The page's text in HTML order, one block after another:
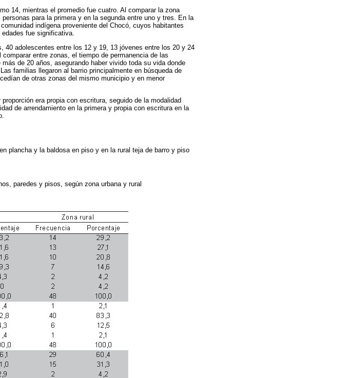
14, mientras el promedio fue cuatro. Al comparar la zona
para la primera y en la segunda entre uno y tres. En la
indígena proveniente del Chocó, cuyos habitantes
fue significativa.
40 adolescentes entre los 12 y 19, 13 jóvenes entre los 20 y 24
entre zonas, el tiempo de permanencia de las
de 20 años, asegurando haber vivido toda su vida donde
familias llegaron al barrio principalmente en búsqueda de
de otras zonas del mismo municipio y en menor
era propia con escritura, seguido de la modalidad
de arrendamiento en la primera y propia con escritura en la
plancha y la baldosa en piso y en la rural teja de barro y piso
paredes y pisos, según zona urbana y rural